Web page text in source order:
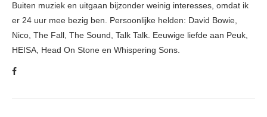
Buiten muziek en uitgaan bijzonder weinig interesses, omdat ik
er 24 uur mee bezig ben. Persoonlijke helden: David Bowie,
Nico, The Fall, The Sound, Talk Talk. Eeuwige liefde aan Peuk,
HEISA, Head On Stone en Whispering Sons.